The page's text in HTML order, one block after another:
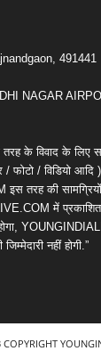
491441
NAGAR
तरह के विवाद के लिए
/ फोटो / विडियो आदि
तरह की सामग्रियों
में प्रकाशित
नहीं होगी.”